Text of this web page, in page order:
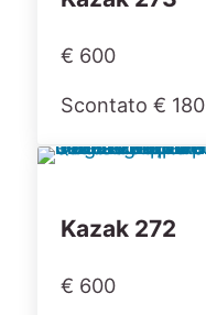
€ 600
Scontato € 180
Kazak 272
€ 600